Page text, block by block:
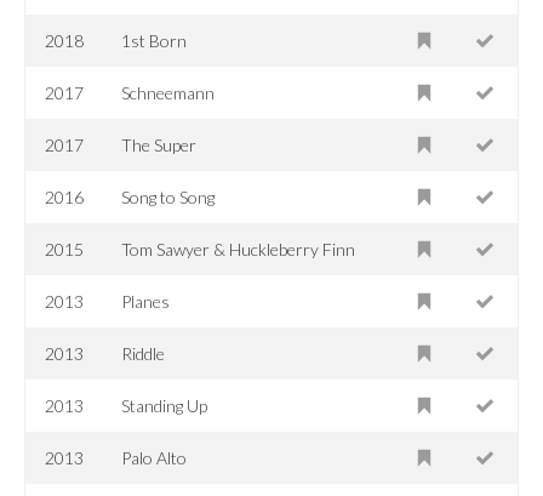
2018 1st Born
2017 Schneemann
2017 The Super
2016 Song to Song
2015 Tom Sawyer & Huckleberry Finn
2013 Planes
2013 Riddle
2013 Standing Up
2013 Palo Alto